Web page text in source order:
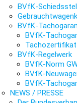
BVfK-
BVfK-
BVfK-
Tachozertifikat
BVfK-Regelwerk
BVfK-Norm
BVfK-
BVfK-
NEWS / PRESSE